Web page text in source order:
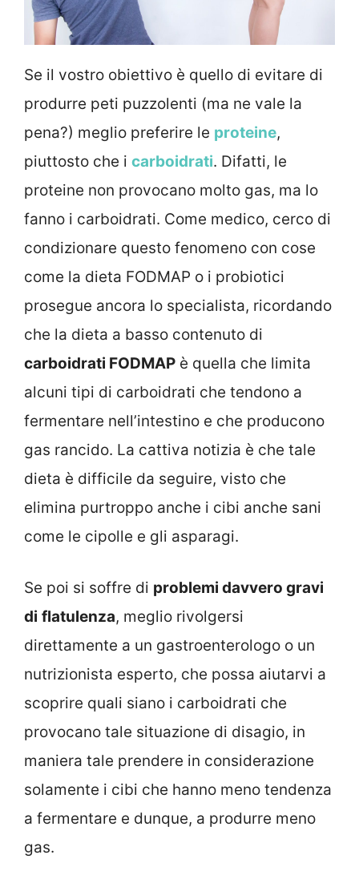
Se il vostro obiettivo è quello di evitare di
produrre peti puzzolenti (ma ne vale la
pena?) meglio preferire le proteine,
piuttosto che i carboidrati. Difatti, le
proteine ​​non provocano molto gas, ma lo
fanno i carboidrati. Come medico, cerco di
condizionare questo fenomeno con cose
come la dieta FODMAP o i probiotici
prosegue ancora lo specialista, ricordando
che la dieta a basso contenuto di
carboidrati FODMAP è quella che limita
alcuni tipi di carboidrati che tendono a
fermentare nell’intestino e che producono
gas rancido. La cattiva notizia è che tale
dieta è difficile da seguire, visto che
elimina purtroppo anche i cibi anche sani
come le cipolle e gli asparagi.
Se poi si soffre di problemi davvero gravi
di flatulenza, meglio rivolgersi
direttamente a un gastroenterologo o un
nutrizionista esperto, che possa aiutarvi a
scoprire quali siano i carboidrati che
provocano tale situazione di disagio, in
maniera tale prendere in considerazione
solamente i cibi che hanno meno tendenza
a fermentare e dunque, a produrre meno
gas.